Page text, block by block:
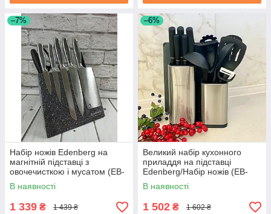
–7%
Набір ножів Edenberg на
магнітній підставці з
овочечисткою і мусатом (EB-
3614)
В наявності
1 339 ₴ 1 439 ₴
–6%
Великий набір кухонного
приладдя на підставці
Edenberg/Набір ножів (EB-
3615)
В наявності
1 502 ₴ 1 602 ₴